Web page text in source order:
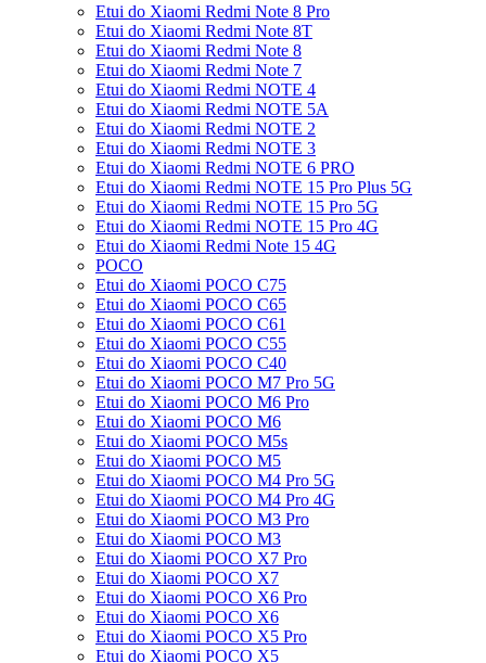
Etui do Xiaomi Redmi Note 8 Pro
Etui do Xiaomi Redmi Note 8T
Etui do Xiaomi Redmi Note 8
Etui do Xiaomi Redmi Note 7
Etui do Xiaomi Redmi NOTE 4
Etui do Xiaomi Redmi NOTE 5A
Etui do Xiaomi Redmi NOTE 2
Etui do Xiaomi Redmi NOTE 3
Etui do Xiaomi Redmi NOTE 6 PRO
Etui do Xiaomi Redmi NOTE 15 Pro Plus 5G
Etui do Xiaomi Redmi NOTE 15 Pro 5G
Etui do Xiaomi Redmi NOTE 15 Pro 4G
Etui do Xiaomi Redmi Note 15 4G
POCO
Etui do Xiaomi POCO C75
Etui do Xiaomi POCO C65
Etui do Xiaomi POCO C61
Etui do Xiaomi POCO C55
Etui do Xiaomi POCO C40
Etui do Xiaomi POCO M7 Pro 5G
Etui do Xiaomi POCO M6 Pro
Etui do Xiaomi POCO M6
Etui do Xiaomi POCO M5s
Etui do Xiaomi POCO M5
Etui do Xiaomi POCO M4 Pro 5G
Etui do Xiaomi POCO M4 Pro 4G
Etui do Xiaomi POCO M3 Pro
Etui do Xiaomi POCO M3
Etui do Xiaomi POCO X7 Pro
Etui do Xiaomi POCO X7
Etui do Xiaomi POCO X6 Pro
Etui do Xiaomi POCO X6
Etui do Xiaomi POCO X5 Pro
Etui do Xiaomi POCO X5